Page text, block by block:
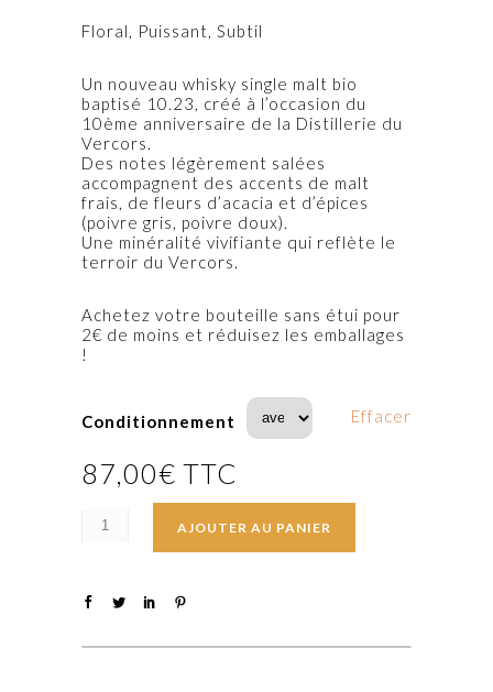
Floral, Puissant, Subtil
Un nouveau whisky single malt bio
baptisé 10.23, créé à l’occasion du
10ème anniversaire de la Distillerie du
Vercors.
Des notes légèrement salées
accompagnent des accents de malt
frais, de fleurs d’acacia et d’épices
(poivre gris, poivre doux).
Une minéralité vivifiante qui reflète le
terroir du Vercors.
Achetez votre bouteille sans étui pour
2€ de moins et réduisez les emballages
!
Conditionnement Effacer
87,00€ TTC
AJOUTER AU PANIER